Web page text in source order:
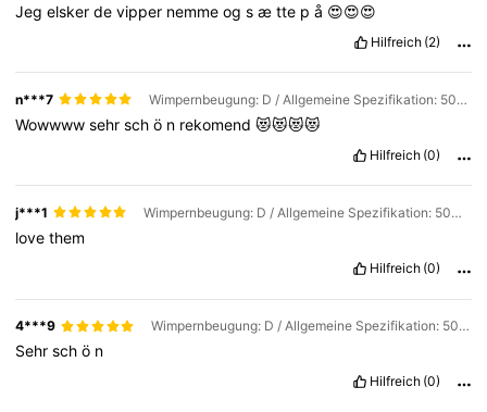
Jegelskerdevipper nemmeogsætte på 😍😍😍
Hilfreich (2)
n***7 Wimpernbeugung: D / Allgemeine Spezifikation: 50D+60D+80D+100D
Wowwwwsehrschö n rekomend😻😻😻😻
Hilfreich (0)
j***1 Wimpernbeugung: D / Allgemeine Spezifikation: 50D+60D+80D+100D
lovethem
Hilfreich (0)
4***9 Wimpernbeugung: D / Allgemeine Spezifikation: 50D+60D+80D+100D
Sehrschö n
Hilfreich (0)